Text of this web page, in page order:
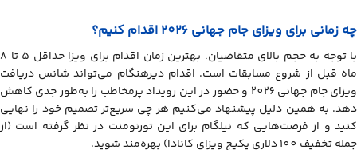
چه زمانی برای ویزای جام جهانی 2026 اقدام کنیم؟
با توجه به حجم بالای متقاضیان، بهترین زمان اقدام برای ویزا حداقل 5 تا 8
ماه قبل از شروع مسابقات است. اقدام دیرهنگام می‌تواند شانس دریافت
ویزای جام جهانی 2026 و حضور در این رویداد پرمخاطب را به‌طور جدی کاهش
دهد. به همین دلیل پیشنهاد می‌کنیم هر چی سریع‌تر تصمیم خود را نهایی
کنید و از فرصت‌هایی که نیلگام برای این تورنومنت در نظر گرفته است (از
جمله تخفیف 100 دلاری پکیج ویزای کانادا) بهره‌مند شوید.